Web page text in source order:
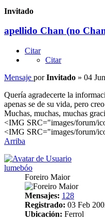
Invitado
apellido Chan (no
Citar
Citar
Mensaje porInvitado » 04
Quería agradecerte la
apenas se de su vida, pero
Muchas, muchas, muchas
<IMG SRC="images/forum/
<IMG SRC="images/forum/
Arriba
lumebóo
Foreiro Maior
Mensajes: 128
Registrado: 03 Feb
Ubicación: Ferrol